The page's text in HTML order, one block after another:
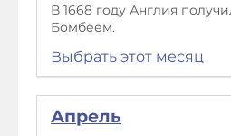
В 1668 году Англия
Бомбеем.
Выбрать этот месяц
Апрель